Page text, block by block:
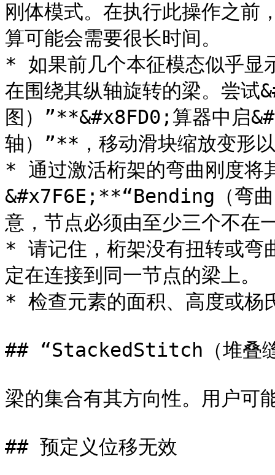
刚体模式。在执行此操作之前
算可能会需要很长时间。
* 如果前几个本征模态似乎显
在围绕其纵轴旋转的梁。尝
图）”**&#x8FD0;算器中启
轴）”**，移动滑块缩放变形
* 通过激活桁架的弯曲刚度将
&#x7F6E;**“Bending（弯
意，节点必须由至少三个不在
* 请记住，桁架没有扭转或弯
定在连接到同一节点的梁上。
* 检查元素的面积、高度或杨
## “StackedStitch（堆叠缝
梁的集合有其方向性。用户可
## 预定义位移无效